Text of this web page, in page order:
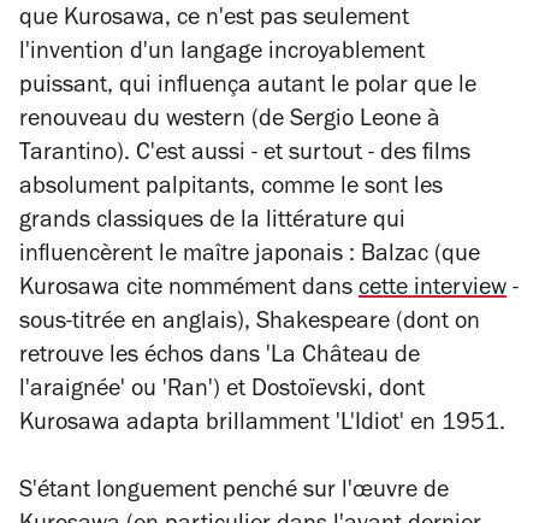
que Kurosawa, ce n'est pas seulement
l'invention d'un langage incroyablement
puissant, qui influença autant le polar que le
renouveau du western (de Sergio Leone à
Tarantino). C'est aussi - et surtout - des films
absolument palpitants, comme le sont les
grands classiques de la littérature qui
influencèrent le maître japonais : Balzac (que
Kurosawa cite nommément dans cette interview -
sous-titrée en anglais), Shakespeare (dont on
retrouve les échos dans 'La Château de
l'araignée' ou 'Ran') et Dostoïevski, dont
Kurosawa adapta brillamment 'L'Idiot' en 1951.
S'étant longuement penché sur l'œuvre de